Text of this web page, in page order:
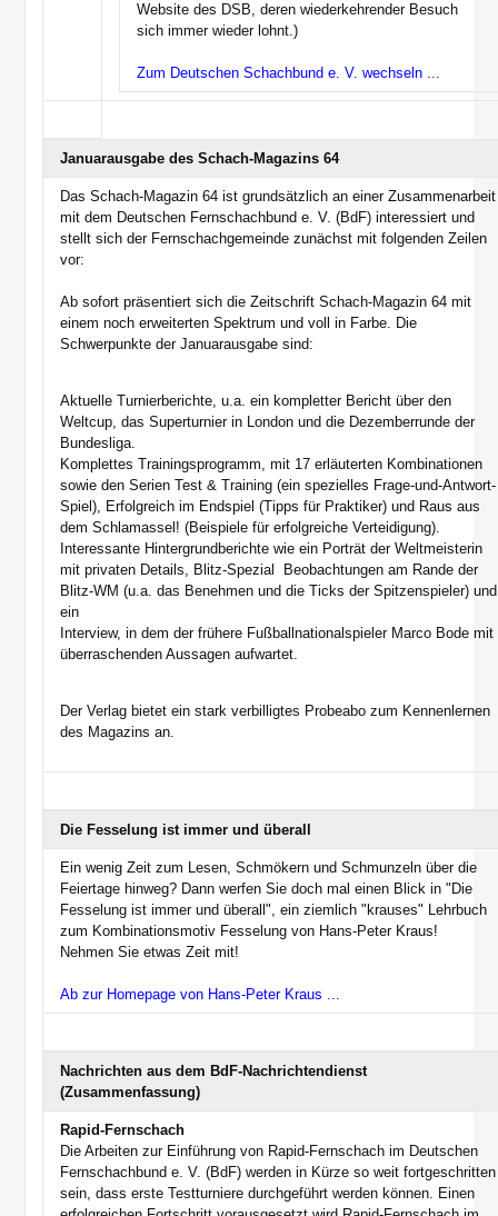
Website des DSB, deren wiederkehrender Besuch
sich immer wieder lohnt.)
Zum Deutschen Schachbund e. V. wechseln ...
Januarausgabe des Schach-Magazins 64
Das Schach-Magazin 64 ist grundsätzlich an einer Zusammenarbeit
mit dem Deutschen Fernschachbund e. V. (BdF) interessiert und
stellt sich der Fernschachgemeinde zunächst mit folgenden Zeilen
vor:
Ab sofort präsentiert sich die Zeitschrift Schach-Magazin 64 mit
einem noch erweiterten Spektrum und voll in Farbe. Die
Schwerpunkte der Januarausgabe sind:
Aktuelle Turnierberichte, u.a. ein kompletter Bericht über den
Weltcup, das Superturnier in London und die Dezemberrunde der
Bundesliga.
Komplettes Trainingsprogramm, mit 17 erläuterten Kombinationen
sowie den Serien Test & Training (ein spezielles Frage-und-Antwort-
Spiel), Erfolgreich im Endspiel (Tipps für Praktiker) und Raus aus
dem Schlamassel! (Beispiele für erfolgreiche Verteidigung).
Interessante Hintergrundberichte wie ein Porträt der Weltmeisterin
mit privaten Details, Blitz-Spezial  Beobachtungen am Rande der
Blitz-WM (u.a. das Benehmen und die Ticks der Spitzenspieler) und
ein
Interview, in dem der frühere Fußballnationalspieler Marco Bode mit
überraschenden Aussagen aufwartet.
Der Verlag bietet ein stark verbilligtes Probeabo zum Kennenlernen
des Magazins an.
Die Fesselung ist immer und überall
Ein wenig Zeit zum Lesen, Schmökern und Schmunzeln über die
Feiertage hinweg? Dann werfen Sie doch mal einen Blick in "Die
Fesselung ist immer und überall", ein ziemlich "krauses" Lehrbuch
zum Kombinationsmotiv Fesselung von Hans-Peter Kraus!
Nehmen Sie etwas Zeit mit!
Ab zur Homepage von Hans-Peter Kraus ...
Nachrichten aus dem BdF-Nachrichtendienst
(Zusammenfassung)
Rapid-Fernschach
Die Arbeiten zur Einführung von Rapid-Fernschach im Deutschen
Fernschachbund e. V. (BdF) werden in Kürze so weit fortgeschritten
sein, dass erste Testturniere durchgeführt werden können. Einen